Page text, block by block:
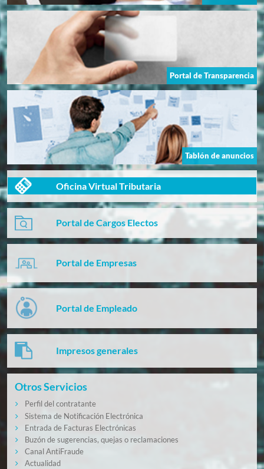
Portal de Transparencia
Tablón de anuncios
Oficina Virtual Tributaria
Portal de Cargos Electos
Portal de Empresas
Portal de Empleado
Impresos generales
Otros Servicios
Perfil del contratante
Sistema de Notificación Electrónica
Entrada de Facturas Electrónicas
Buzón de sugerencias, quejas o reclamaciones
Canal AntiFraude
Actualidad